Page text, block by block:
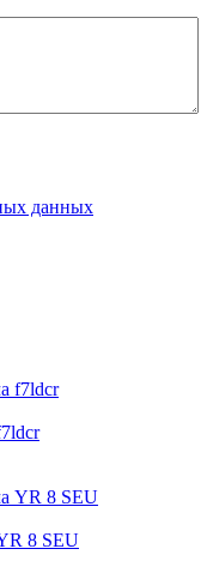
данных
8 SEU